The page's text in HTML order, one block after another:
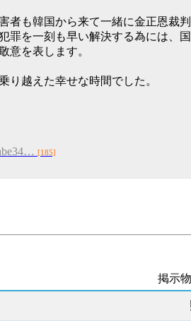
者も韓国から来て一緒に金正恩裁
罪を一刻も早い解決する為には、
意を表します。
り越えた幸せな時間でした。
[185]
掲示